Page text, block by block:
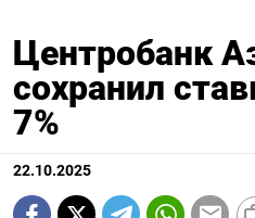
Центробанк
сохранил
7%
22.10.2025